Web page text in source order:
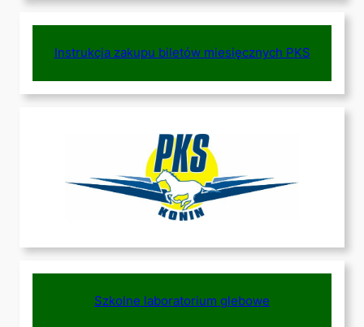
Instrukcja zakupu biletów miesięcznych PKS
Szkolne laboratorium glebowe